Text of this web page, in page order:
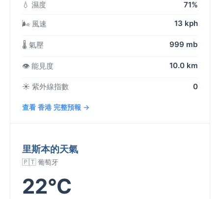
💧 濕度 71%
🌬️ 風速 13 kph
🌡️ 氣壓 999 mb
👁️ 能見度 10.0 km
☀️ 紫外線指數 0
查看 香港 完整預報 →
里斯本的天氣
🇵🇹 葡萄牙
22°C